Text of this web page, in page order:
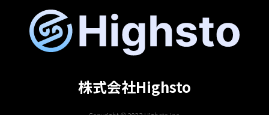
株式会社Highsto